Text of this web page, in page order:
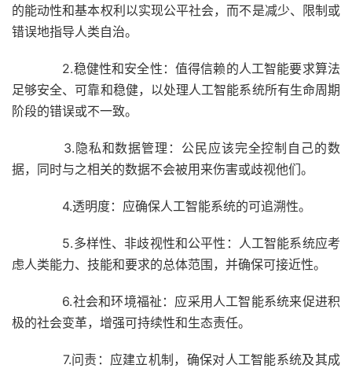
的能动性和基本权利以实现公平社会，而不是减少、限制或
错误地指导人类自治。
2.稳健性和安全性：值得信赖的人工智能要求算法
足够安全、可靠和稳健，以处理人工智能系统所有生命周期
阶段的错误或不一致。
3.隐私和数据管理：公民应该完全控制自己的数
据，同时与之相关的数据不会被用来伤害或歧视他们。
4.透明度：应确保人工智能系统的可追溯性。
5.多样性、非歧视性和公平性：人工智能系统应考
虑人类能力、技能和要求的总体范围，并确保可接近性。
6.社会和环境福祉：应采用人工智能系统来促进积
极的社会变革，增强可持续性和生态责任。
7.问责：应建立机制，确保对人工智能系统及其成